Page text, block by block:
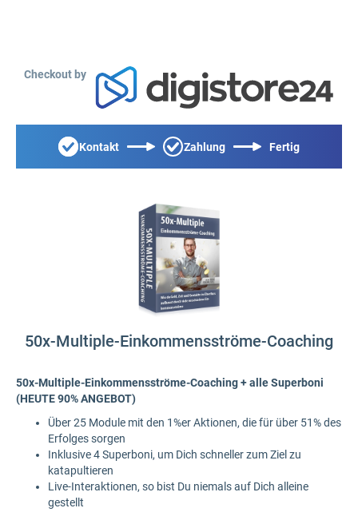
Checkout by
Kontakt Zahlung Fertig
50x-Multiple-Einkommensströme-Coaching
50x-Multiple-Einkommensströme-Coaching + alle Superboni
(HEUTE 90% ANGEBOT)
Über 25 Module mit den 1%er Aktionen, die für über 51% des
Erfolges sorgen
Inklusive 4 Superboni, um Dich schneller zum Ziel zu
katapultieren
Live-Interaktionen, so bist Du niemals auf Dich alleine
gestellt